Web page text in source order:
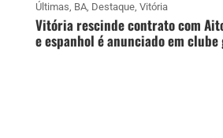
Últimas, BA, Destaque, Vitória
Vitória rescinde contrato com
e espanhol é anunciado em clube